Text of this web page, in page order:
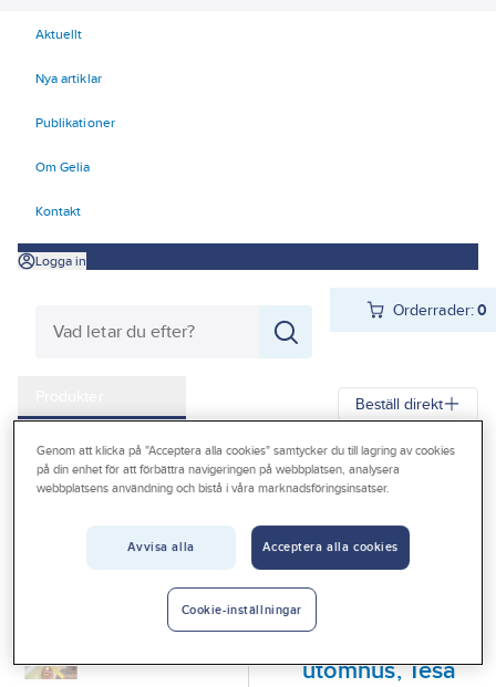
Aktuellt
Nya artiklar
Publikationer
Om Gelia
Kontakt
Logga in
Orderrader:0
Outlet
Vanliga frågor
Beställ direkt
Gelia Produkter Gelia Fästmaterial
Tejp & Tätning
Maskeringstejp
TESA
Maskeringstejp
inom- och
utomhus, Tesa
Genom att klicka på "Acceptera alla cookies" samtycker du till lagring av cookies
på din enhet för att förbättra navigeringen på webbplatsen, analysera
webbplatsens användning och bistå i våra marknadsföringsinsatser.
Avvisa alla Acceptera alla cookies
Cookie-inställningar